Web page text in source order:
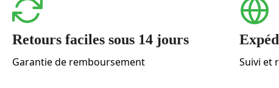
Retours faciles sous 14 jours
Garantie de remboursement Suivi et